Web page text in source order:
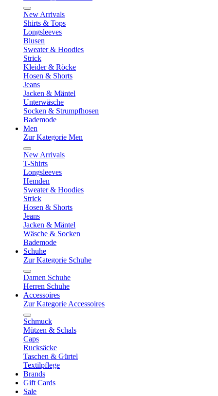
New Arrivals
Shirts & Tops
Longsleeves
Blusen
Sweater & Hoodies
Strick
Kleider & Röcke
Hosen & Shorts
Jeans
Jacken & Mäntel
Unterwäsche
Socken & Strumpfhosen
Bademode
Men
Zur Kategorie Men
New Arrivals
T-Shirts
Longsleeves
Hemden
Sweater & Hoodies
Strick
Hosen & Shorts
Jeans
Jacken & Mäntel
Wäsche & Socken
Bademode
Schuhe
Zur Kategorie Schuhe
Damen Schuhe
Herren Schuhe
Accessoires
Zur Kategorie Accessoires
Schmuck
Mützen & Schals
Caps
Rucksäcke
Taschen & Gürtel
Textilpflege
Brands
Gift Cards
Sale